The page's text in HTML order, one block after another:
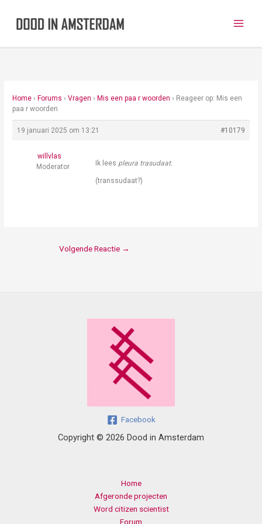
Home › Forums › Vragen › Mis een paa r woorden › Reageer op: Mis een
paa r woorden
19 januari 2025 om 13:21 #10179
willvlas
Moderator
Ik lees pleura trasudaat.
(transsudaat?)
Volgende Reactie →
Facebook
Copyright © 2026 Dood in Amsterdam
Home
Afgeronde projecten
Word citizen scientist
Forum